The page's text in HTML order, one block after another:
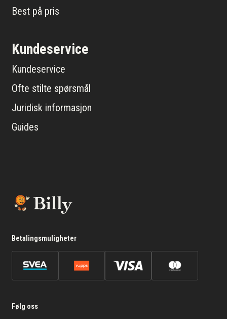
Best på pris
Kundeservice
Kundeservice
Ofte stilte spørsmål
Juridisk informasjon
Guides
Betalingsmuligheter
Følg oss